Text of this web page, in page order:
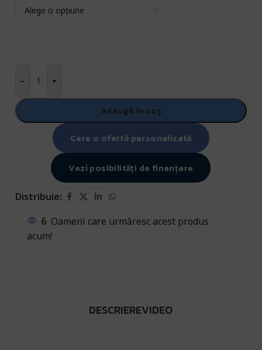
- +
Adaugă în coș
Cere o ofertă personalizată
Vezi posibilități de finanțare
Distribuie:
6 Oameni care urmăresc acest produs
acum!
DESCRIEREVIDEO